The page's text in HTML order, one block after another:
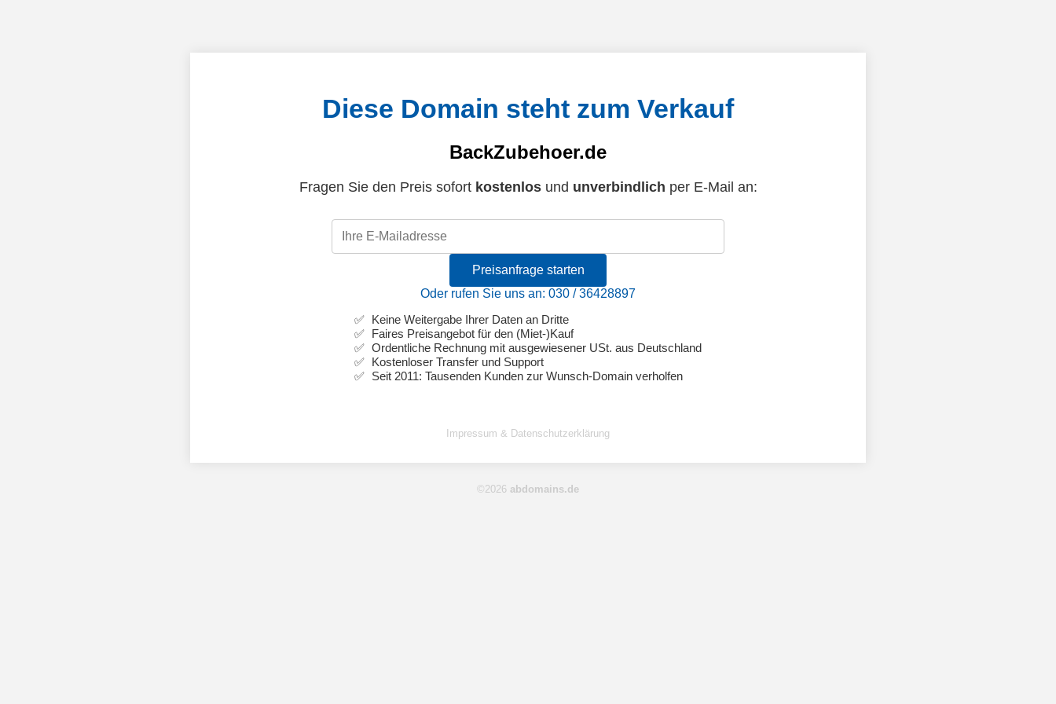
Diese Domain steht zum Verkauf
BackZubehoer.de
Fragen Sie den Preis sofort kostenlosund unverbindlich per E-Mail an:
Preisanfrage starten
Oder rufen Sie uns an: 030 / 36428897
Keine Weitergabe Ihrer Daten an Dritte
Faires Preisangebot für den (Miet-)Kauf
Ordentliche Rechnung mit ausgewiesener USt. aus Deutschland
Kostenloser Transfer und Support
Seit 2011: Tausenden Kunden zur Wunsch-Domain verholfen
Impressum & Datenschutzerklärung
©2026 abdomains.de